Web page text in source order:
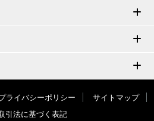
ライバシーポリシー
サイトマップ
引法に基づく表記